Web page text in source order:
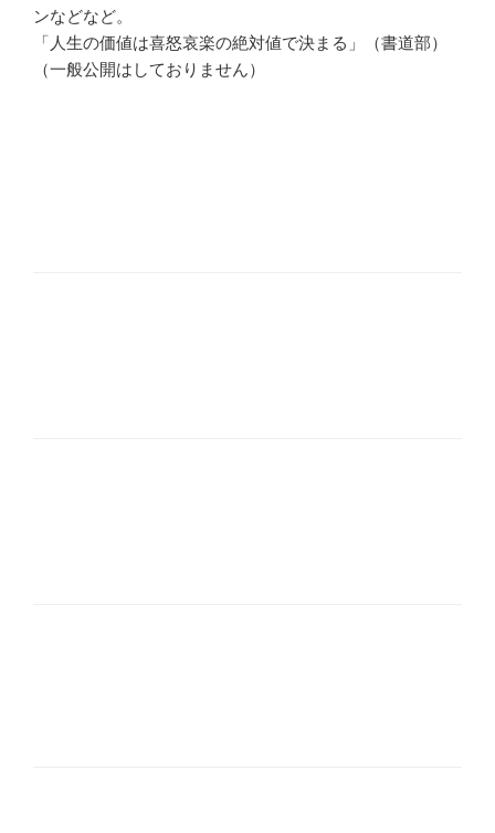
ンなどなど。
「人生の価値は喜怒哀楽の絶対値で決まる」（書道部）
（一般公開はしておりません）